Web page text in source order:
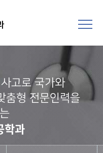
고로 국가와
춤형 전문인력을
학과